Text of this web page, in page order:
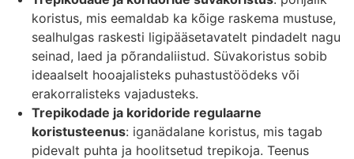
koristus, mis eemaldab ka kõige raskema mustuse,
sealhulgas raskesti ligipääsetavatelt pindadelt nagu
seinad, laed ja põrandaliistud. Süvakoristus sobib
ideaalselt hooajalisteks puhastustöödeks või
erakorralisteks vajadusteks.
Trepikodade ja koridoride regulaarne
koristusteenus: iganädalane koristus, mis tagab
pidevalt puhta ja hoolitsetud trepikoja. Teenus